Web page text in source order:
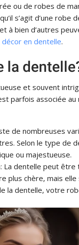
ou de robes de
s’agit d’une
à bien d’autres
en dentelle.
la
et souvent
parfois associée
de nombreuses
Selon le type de
ou majestueuse.
: La dentelle peut être
plus chère, mais
la dentelle, votre